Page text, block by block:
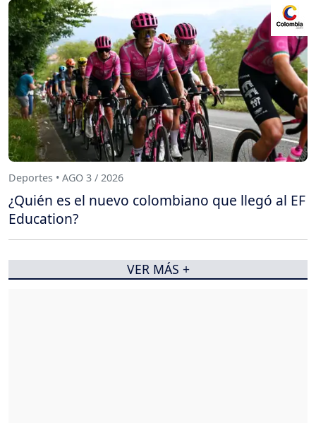
Deportes • AGO 3 / 2026
¿Quién es el nuevo colombiano que llegó al EF
Education?
VER MÁS +